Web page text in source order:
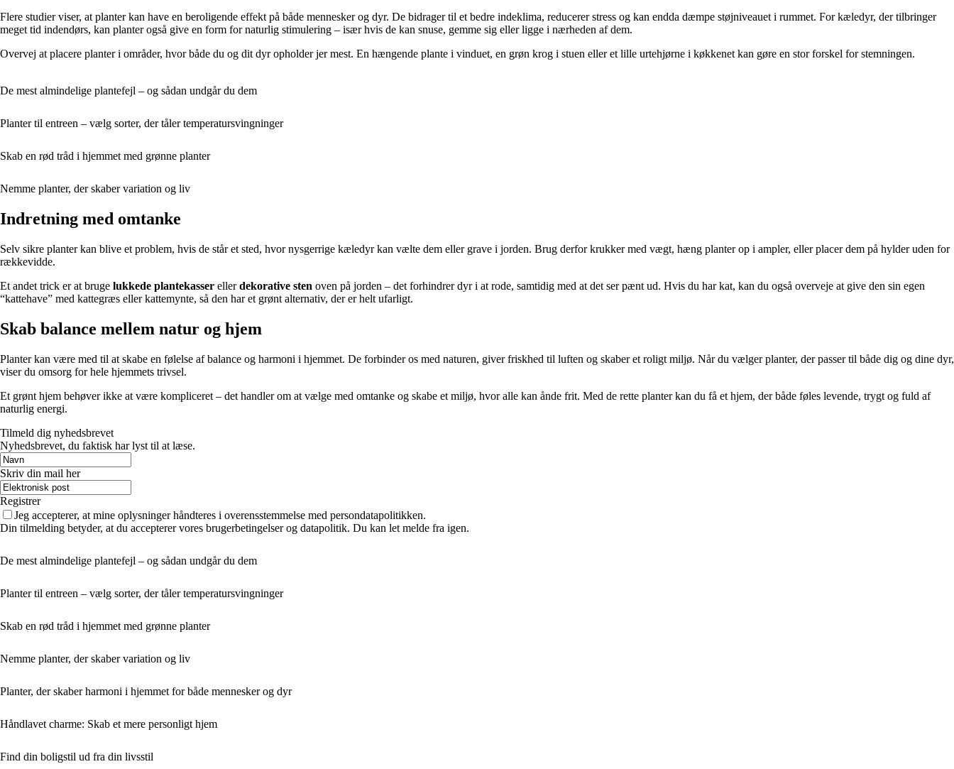
Flere studier viser, at planter kan have en beroligende effekt på både mennesker og dyr. De bidrager til et bedre indeklima, reducerer stress og kan endda dæmpe støjniveauet i rummet. For kæledyr, der tilbringer
meget tid indendørs, kan planter også give en form for naturlig stimulering – især hvis de kan snuse, gemme sig eller ligge i nærheden af dem.
Overvej at placere planter i områder, hvor både du og dit dyr opholder jer mest. En hængende plante i vinduet, en grøn krog i stuen eller et lille urtehjørne i køkkenet kan gøre en stor forskel for stemningen.
De mest almindelige plantefejl – og sådan undgår du dem
Planter til entreen – vælg sorter, der tåler temperatursvingninger
Skab en rød tråd i hjemmet med grønne planter
Nemme planter, der skaber variation og liv
Indretning med omtanke
Selv sikre planter kan blive et problem, hvis de står et sted, hvor nysgerrige kæledyr kan vælte dem eller grave i jorden. Brug derfor krukker med vægt, hæng planter op i ampler, eller placer dem på hylder uden for
rækkevidde.
Et andet trick er at bruge lukkede plantekasser ellerdekorative sten oven på jorden – det forhindrer dyr i at rode, samtidig med at det ser pænt ud. Hvis du har kat, kan du også overveje at give den sin egen
“kattehave” med kattegræs eller kattemynte, så den har et grønt alternativ, der er helt ufarligt.
Skab balance mellem natur og hjem
Planter kan være med til at skabe en følelse af balance og harmoni i hjemmet. De forbinder os med naturen, giver friskhed til luften og skaber et roligt miljø. Når du vælger planter, der passer til både dig og dine dyr,
viser du omsorg for hele hjemmets trivsel.
Et grønt hjem behøver ikke at være kompliceret – det handler om at vælge med omtanke og skabe et miljø, hvor alle kan ånde frit. Med de rette planter kan du få et hjem, der både føles levende, trygt og fuld af
naturlig energi.
Tilmeld dig nyhedsbrevet
Nyhedsbrevet, du faktisk har lyst til at læse.
Skriv din mail her
Registrer
Jeg accepterer, at mine oplysninger håndteres i overensstemmelse med persondatapolitikken.
Din tilmelding betyder, at du accepterer vores brugerbetingelser og datapolitik. Du kan let melde fra igen.
De mest almindelige plantefejl – og sådan undgår du dem
Planter til entreen – vælg sorter, der tåler temperatursvingninger
Skab en rød tråd i hjemmet med grønne planter
Nemme planter, der skaber variation og liv
Planter, der skaber harmoni i hjemmet for både mennesker og dyr
Håndlavet charme: Skab et mere personligt hjem
Find din boligstil ud fra din livsstil